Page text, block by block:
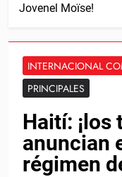
Jovenel Moïse!
INTERNACIONAL
PRINCIPALES
Haití: ¡los
anuncian
régimen